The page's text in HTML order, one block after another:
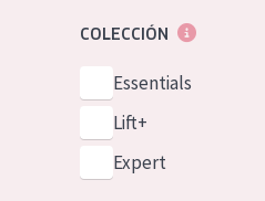
COLECCIÓN
Essentials
Lift+
Expert